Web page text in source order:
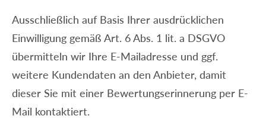
Ausschließlich auf Basis Ihrer ausdrücklichen
Einwilligung gemäß Art. 6 Abs. 1 lit. a DSGVO
übermitteln wir Ihre E-Mailadresse und ggf.
weitere Kundendaten an den Anbieter, damit
dieser Sie mit einer Bewertungserinnerung per E-
Mail kontaktiert.